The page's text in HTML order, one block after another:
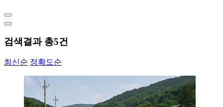
검색결과 총5건
최신순 정확도순